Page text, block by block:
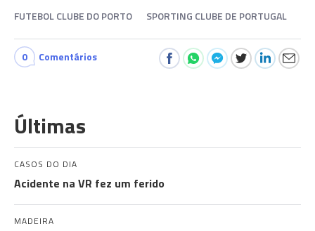
FUTEBOL CLUBE DO PORTO SPORTING CLUBE DE PORTUGAL
0 Comentários
Últimas
CASOS DO DIA
Acidente na VR fez um ferido
MADEIRA